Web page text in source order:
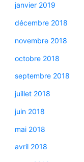
janvier 2019
décembre 2018
novembre 2018
octobre 2018
septembre 2018
juillet 2018
juin 2018
mai 2018
avril 2018